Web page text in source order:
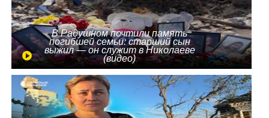
В Радушном почтили память
погибшей семьи: старший сын
выжил — он служит в Николаеве
(видео)